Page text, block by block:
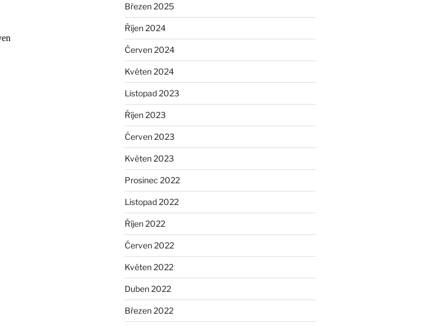
Březen 2025
Říjen 2024
Červen 2024
Květen 2024
Listopad 2023
Říjen 2023
Červen 2023
Květen 2023
Prosinec 2022
Listopad 2022
Říjen 2022
Červen 2022
Květen 2022
Duben 2022
Březen 2022